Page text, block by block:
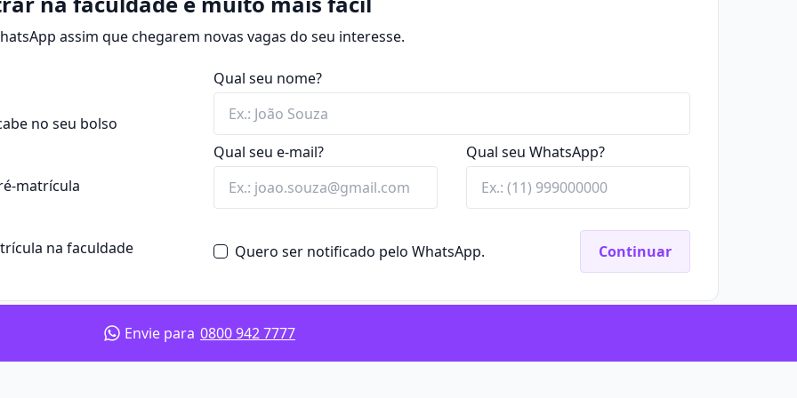
ebacharelado(4 anos),
eficiente, garantindo
as obrigações sejam
e receitas.
ou redução de
recursos para
dados financeiros.
manter a saúde
planejamento,
assim que chegarem novas vagas do seu interesse.
no seu bolso
matrícula
na faculdade
Qual seu nome?
Qual seu e-mail? Qual seu WhatsApp?
Quero ser notificado pelo WhatsApp. Continuar
Envie para 0800 942 7777